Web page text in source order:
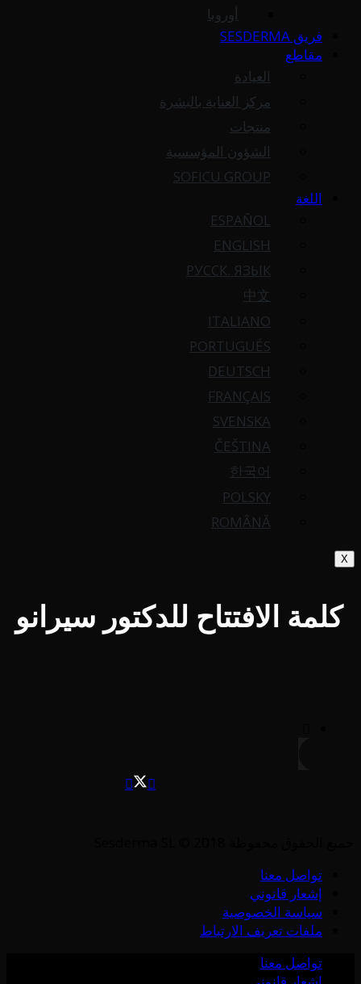
أوروبا
فريق SESDERMA
مقاطع
العيادة
مركز العناية بالبشرة
منتجات
الشؤون المؤسسية
SOFICU GROUP
اللغة
ESPAÑOL
ENGLISH
РУССК. ЯЗЫК
中文
ITALIANO
PORTUGUÉS
DEUTSCH
FRANÇAIS
SVENSKA
ČEŠTINA
한국어
POLSKY
ROMÂNĂ
X
كلمة الافتتاح للدكتور سيرانو
تواصل معنا
إشعار قانوني
سياسة الخصوصية
ملفات تعريف الارتباط
تواصل معنا